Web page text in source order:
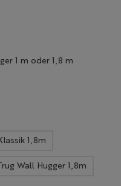
1 m oder 1,8 m
1,8m
Wall Hugger 1,8m